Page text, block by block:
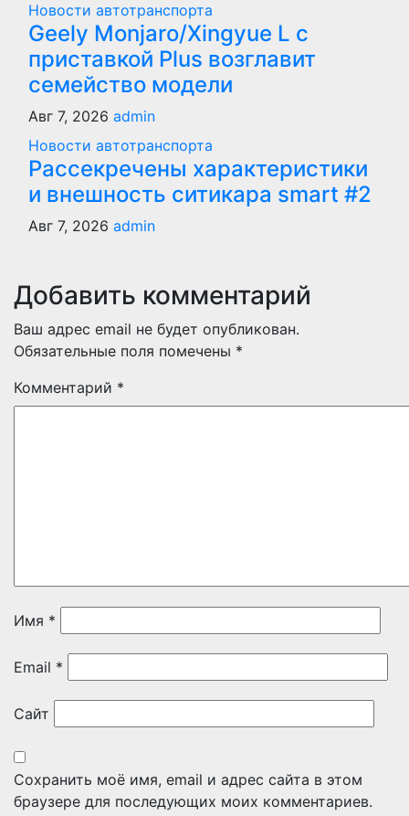
Новости автотранспорта
Geely Monjaro/Xingyue L с
приставкой Plus возглавит
семейство модели
Авг 7, 2026 admin
Новости автотранспорта
Рассекречены характеристики
и внешность ситикара smart #2
Авг 7, 2026 admin
Добавить комментарий
Ваш адрес email не будет опубликован.
Обязательные поля помечены *
Комментарий *
Имя *
Email *
Сайт
Сохранить моё имя, email и адрес сайта в этом
браузере для последующих моих комментариев.